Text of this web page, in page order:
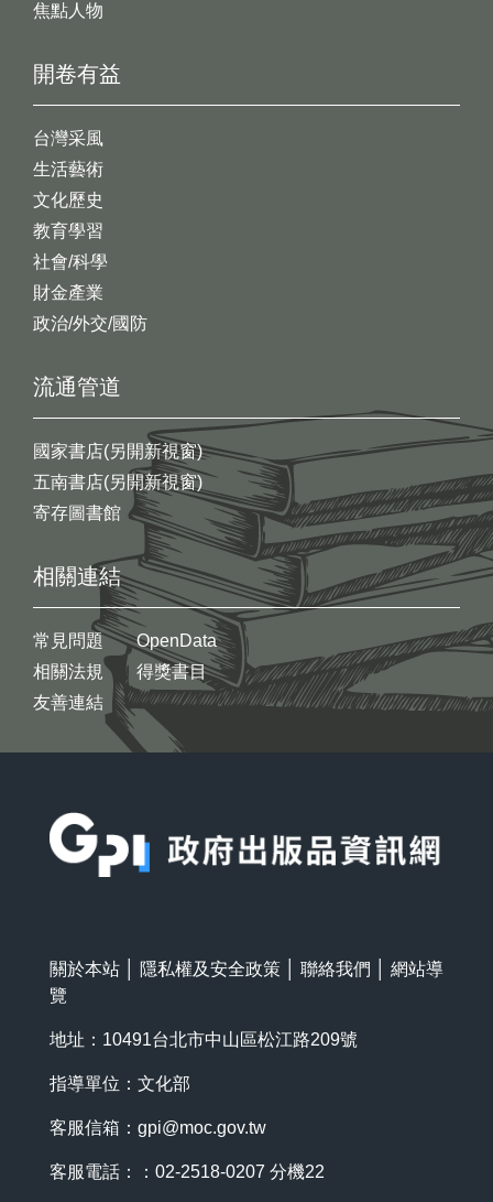
開卷有益
台灣采風
生活藝術
文化歷史
教育學習
社會/科學
財金產業
政治/外交/國防
焦點人物
流通管道
國家書店(另開新視窗)
五南書店(另開新視窗)
寄存圖書館
相關連結
常見問題
相關法規
友善連結
OpenData
得獎書目
關於本站 隱私權及安全政策 聯絡我們
網站導
覽
地址：10491台北市中山區松江路209號
指導單位：文化部
客服信箱： gpi@moc.gov.tw
客服電話：：02-2518-0207 分機22